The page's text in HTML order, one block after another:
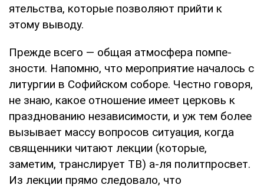
ятельства, которые позволяют прийти к
этому выводу.
Прежде всего — общая атмосфера помпе­
зности. Напомню, что мероприятие началось с
литургии в Софийском соборе. Честно гово­ря,
не знаю, какое отношение имеет церковь к
празднованию независимости, и уж тем более
вызывает массу вопросов ситуация, когда
свя­щенники читают лекции (которые,
заметим, транслирует ТВ) а-ля политпросвет.
Из лек­ции прямо следовало, что